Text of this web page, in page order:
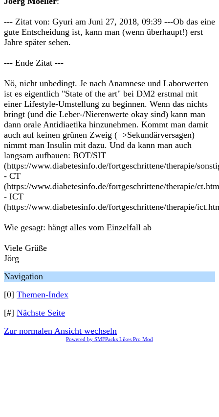
--- Zitat von: Gyuri am Juni 27, 2018, 09:39 ---Ob das eine
gute Entscheidung ist, kann man (wenn überhaupt!) erst
Jahre später sehen.
--- Ende Zitat ---
Nö, nicht unbedingt. Je nach Anamnese und Laborwerten
ist es eigentlich "State of the art" bei DM2 erstmal mit
einer Lifestyle-Umstellung zu beginnen. Wenn das nichts
bringt (und die Leber-/Nierenwerte okay sind) kann man
dann orale Antidiaetika hinzunehmen. Kommt man damit
auch auf keinen grünen Zweig (=>Sekundärversagen)
nimmt man Insulin mit dazu. Und da kann man auch
langsam aufbauen: BOT/SIT
(https://www.diabetesinfo.de/fortgeschrittene/therapie/
- CT
(https://www.diabetesinfo.de/fortgeschrittene/therapie/
- ICT
(https://www.diabetesinfo.de/fortgeschrittene/therapie/
Wie gesagt: hängt alles vom Einzelfall ab
Viele Grüße
Jörg
Navigation
[0] Themen-Index
[#] Nächste Seite
Zur normalen Ansicht wechseln
Powered by SMFPacks Likes Pro Mod